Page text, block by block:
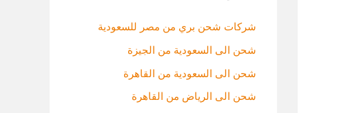
ن
:
شركات شحن بري من مصر للسعودية
شحن الى السعودية من الجيزة
شحن الى السعودية من القاهرة
شحن الى الرياض من القاهرة